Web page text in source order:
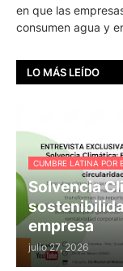
en que las
consumen agua y
LO MÁS LEÍDO
CUMBRE LATINA POR
Solvencia
empresa
julio 27, 2026